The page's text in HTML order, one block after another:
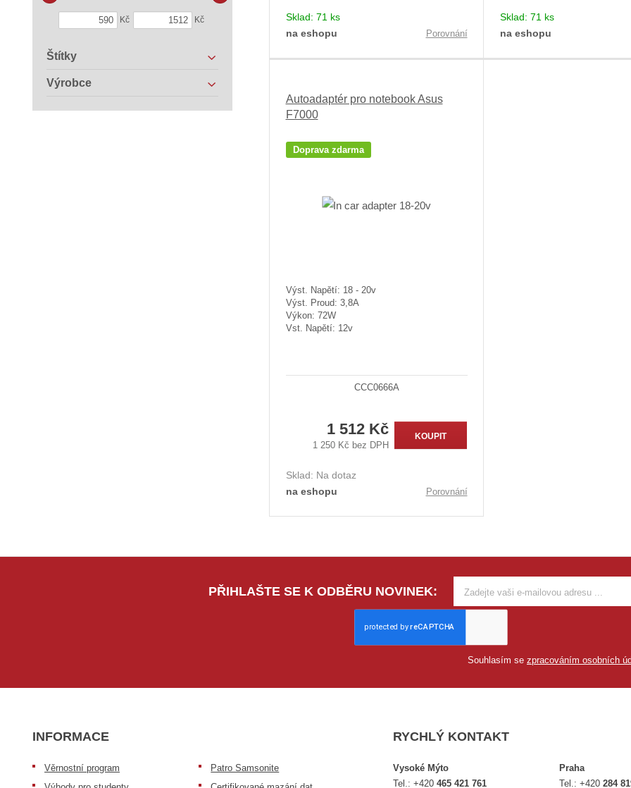
Sklad: 71 ks
na eshopu
Porovnání
Sklad: 71 ks
na eshopu
Autoadaptér pro notebook Asus
F7000
Doprava zdarma
Výst. Napětí: 18 - 20v
Výst. Proud: 3,8A
Výkon: 72W
Vst. Napětí: 12v
CCC0666A
1 512 Kč
1 250 Kč bez DPH
KOUPIT
Sklad: Na dotaz
na eshopu
Porovnání
Kč Kč
Štítky
Výrobce
PŘIHLAŠTE SE K ODBĚRU NOVINEK:
Souhlasím se zpracováním osobních
INFORMACE
Věrnostní program
Patro Samsonite
RYCHLÝ KONTAKT
Vysoké Mýto
Tel.:+420465 421 761
Praha
Tel.:+420284